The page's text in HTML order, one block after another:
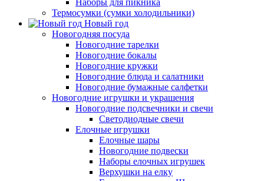
Наборы для пикника
Термосумки (сумки холодильники)
Новый год
Новогодняя посуда
Новогодние тарелки
Новогодние бокалы
Новогодние кружки
Новогодние блюда и салатники
Новогодние бумажные салфетки
Новогодние игрушки и украшения
Новогодние подсвечники и свечи
Светодиодные свечи
Елочные игрушки
Елочные шары
Новогодние подвески
Наборы елочных игрушек
Верхушки на елку